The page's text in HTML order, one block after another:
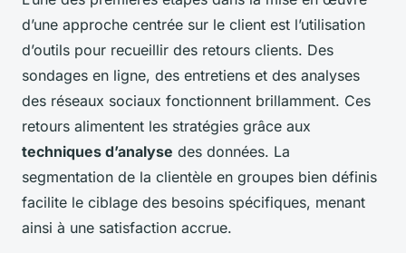
d’une approche centrée sur le client est l’utilisation
d’outils pour recueillir des retours clients. Des
sondages en ligne, des entretiens et des analyses
des réseaux sociaux fonctionnent brillamment. Ces
retours alimentent les stratégies grâce aux
techniques d’analyse des données. La
segmentation de la clientèle en groupes bien définis
facilite le ciblage des besoins spécifiques, menant
ainsi à une satisfaction accrue.